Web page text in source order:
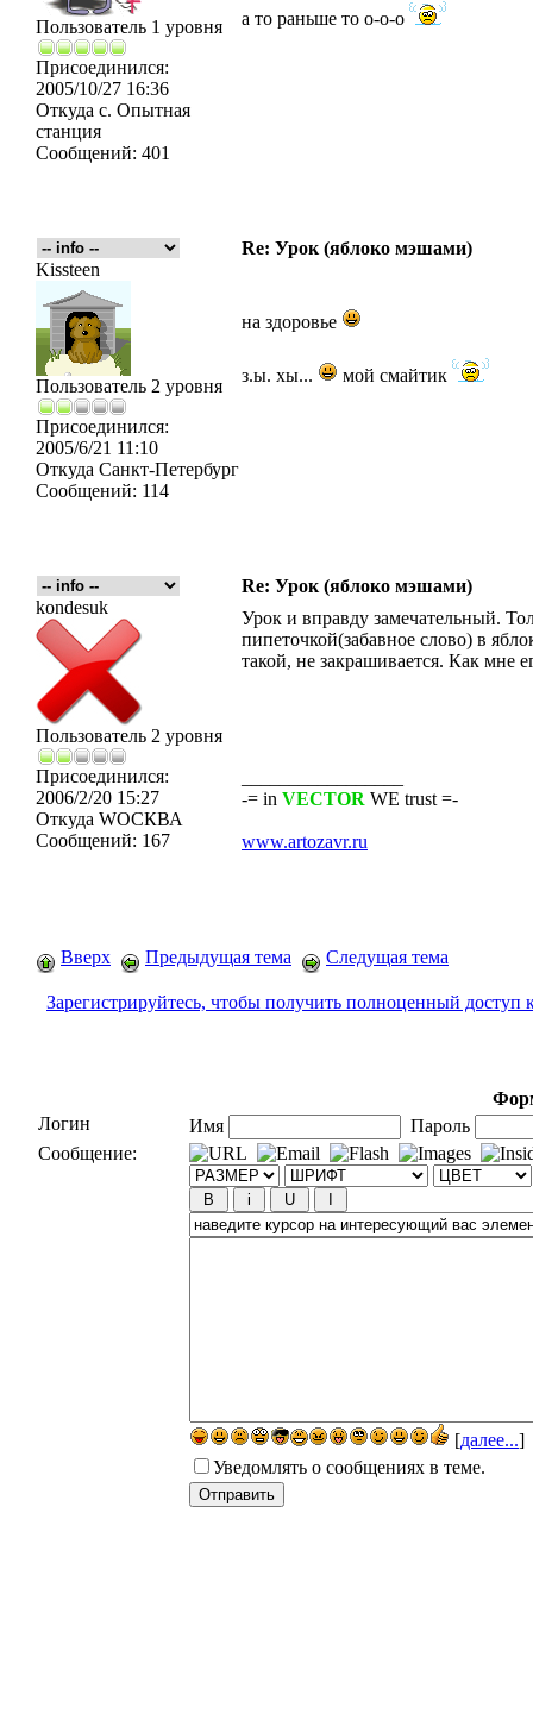
Пользователь 1 уровня
Присоединился:
2005/10/27 16:36
Откуда с. Опытная
станция
Сообщений: 401
а то раньше то о-о-о
Re: Урок (яблоко мэшами)
Kissteen
Пользователь 2 уровня
Присоединился:
2005/6/21 11:10
Откуда Санкт-Петербург
Сообщений: 114
на здоровье
з.ы. хы... мой смайтик
Re: Урок (яблоко мэшами)
kondesuk
Пользователь 2 уровня
Присоединился:
2006/2/20 15:27
Откуда WOСКВА
Сообщений: 167
Урок и вправду замечательный.
пипеточкой(забавное слово) в
такой, не закрашивается. Как мне
-= in VECTOR WE trust =-
www.artozavr.ru
Вверх Предыдущая тема Следущая тема
Зарегистрируйтесь, чтобы получить полноценный доступ
Логин
Имя
Пароль
Сообщение:
[далее...]
Уведомлять о сообщениях в теме.